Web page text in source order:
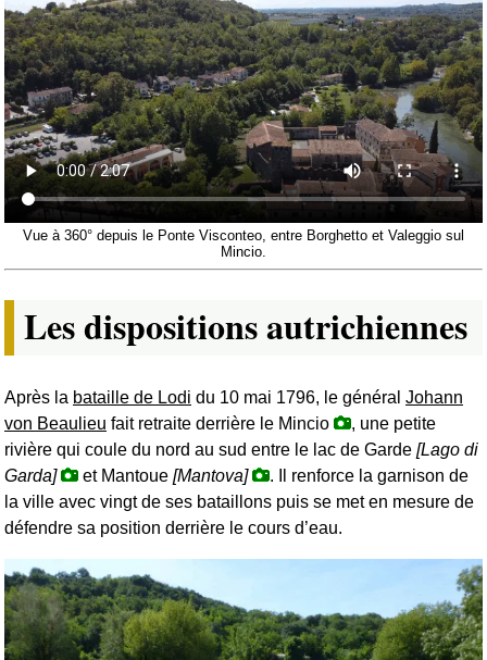
Vue à 360° depuis le Ponte Visconteo, entre Borghetto et Valeggio sul
Mincio.
Les dispositions autrichiennes
Après la bataille de Lodi du 10 mai 1796, le général Johann
von Beaulieu fait retraite derrière le Mincio
, une petite
rivière qui coule du nord au sud entre le lac de Garde [Lago di
Garda]
et Mantoue [Mantova]
. Il renforce la garnison de
la ville avec vingt de ses bataillons puis se met en mesure de
défendre sa position derrière le cours d’eau.